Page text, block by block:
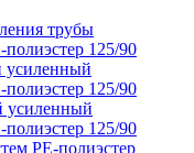
трубы
125/90
125/90
усиленный
125/90
РЕ-полиэстер